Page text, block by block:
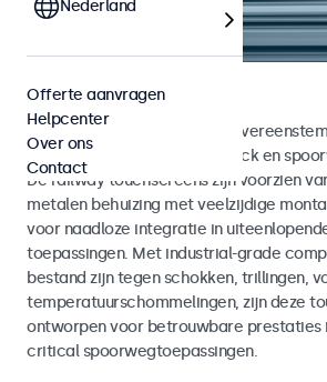
Railway touchscreens
Touchscreens ontwikkeld in
en EN 45545-2 voor rolling stock en
De railway touchscreens zijn voorzien
metalen behuizing met veelzijdige
voor naadloze integratie in
toepassingen. Met industrial-grade
bestand zijn tegen schokken, trillingen,
temperatuurschommelingen, zijn deze
ontworpen voor betrouwbare prestaties
critical spoorwegtoepassingen.
Nederland
Offerte aanvragen
Helpcenter
Over ons
Contact